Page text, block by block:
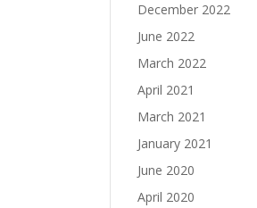
December 2022
June 2022
March 2022
April 2021
March 2021
January 2021
June 2020
April 2020